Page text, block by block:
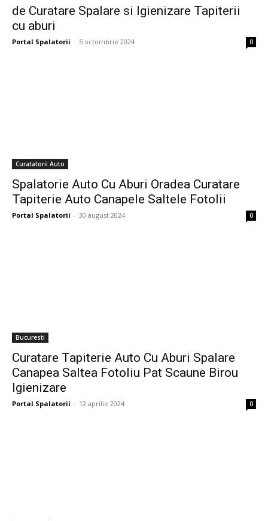
de Curatare Spalare si Igienizare Tapiterii
cu aburi
Portal Spalatorii - 5 octombrie 2024 0
Curatatorii Auto
Spalatorie Auto Cu Aburi Oradea Curatare
Tapiterie Auto Canapele Saltele Fotolii
Portal Spalatorii - 30 august 2024 0
Bucuresti
Curatare Tapiterie Auto Cu Aburi Spalare
Canapea Saltea Fotoliu Pat Scaune Birou
Igienizare
Portal Spalatorii - 12 aprilie 2024 0